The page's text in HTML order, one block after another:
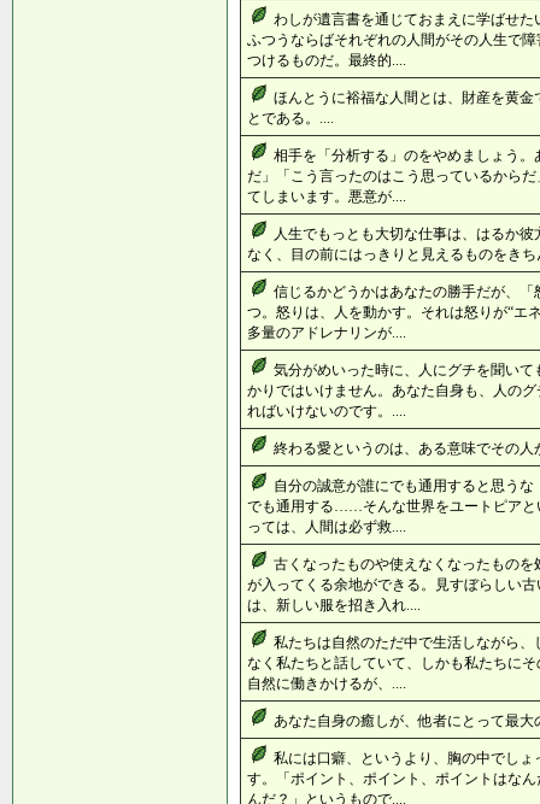
わしが遺言書を通じておまえに学ばせ
ふつうならばそれぞれの人間がその人生で
つけるものだ。最終的....
ほんとうに裕福な人間とは、財産を黄
とである。....
相手を「分析する」のをやめましょう
だ」「こう言ったのはこう思っているから
てしまいます。悪意が....
人生でもっとも大切な仕事は、はるか
なく、目の前にはっきりと見えるものをき
信じるかどうかはあなたの勝手だが、
つ。怒りは、人を動かす。それは怒りが“エ
多量のアドレナリンが....
気分がめいった時に、人にグチを聞い
かりではいけません。あなた自身も、人の
ればいけないのです。....
終わる愛というのは、ある意味でその
自分の誠意が誰にでも通用する
でも通用する……そんな世界をユートピアと
っては、人間は必ず救....
古くなったものや使えなくなったもの
が入ってくる余地ができる。見すぼらしい
は、新しい服を招き入れ....
私たちは自然のただ中で生活しながら
なく私たちと話していて、しかも私たちに
自然に働きかけるが、....
あなた自身の癒しが、他者にとって最
私には口癖、というより、胸の中でし
す。「ポイント、ポイント、ポイントはな
んだ？」というもので....